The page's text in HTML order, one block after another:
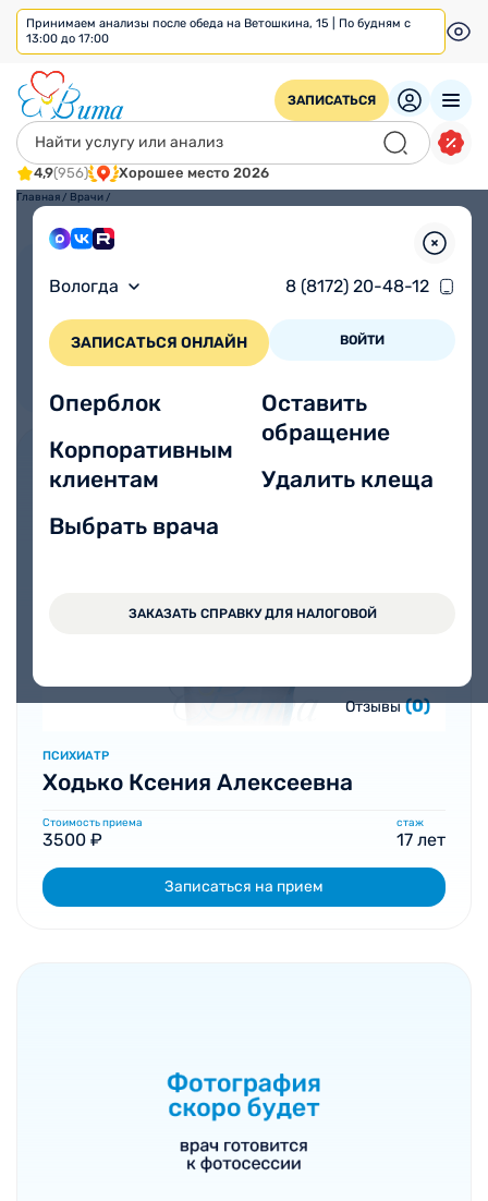
Принимаем анализы после обеда на Ветошкина, 15 | По будням с
13:00 до 17:00
ЗАПИСАТЬСЯ
4,9(956) Хорошее место 2026
Вологда 8 (8172) 20-48-12
ЗАПИСАТЬСЯ ОНЛАЙН ВОЙТИ
Оперблок
Корпоративным
клиентам
Выбрать врача
Оставить
обращение
Удалить клеща
ЗАКАЗАТЬ СПРАВКУ ДЛЯ НАЛОГОВОЙ
Главная / Врачи /
Взрослым
Отзывы (0)
ПСИХИАТР
Ходько Ксения Алексеевна
Стоимость приема
3500 ₽
стаж
17 лет
Записаться на прием